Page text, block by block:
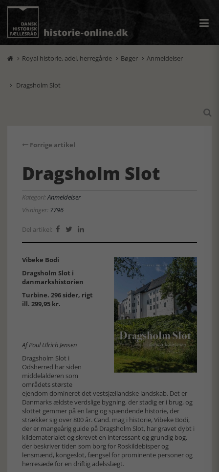
 Royal historie, adel, herregårde  Bøger  Anmeldelser
 Dragsholm Slot

Forrige artikel
Dragsholm Slot
Kategori:Anmeldelser
Visninger: 7796
Del artikel:   
Vibeke Bodi
Dragsholm Slot i
danmarkshistorien
Turbine. 296 sider, rigt
ill. 299,95 kr.
Af Poul Ulrich Jensen
Dragsholm Slot i
Odsherred har siden
middelalderen som
områdets største
ejendom domineret det vestsjællandske landskab. Det er
Danmarks ældste verdslige bygning, der stadig er i brug, og
slottet gemmer på en lang og spændende historie, der
strækker sig over 800 år. Cand. mag i historie, Vibeke Bodi,
der er mangeårig guide på Dragsholm Slot, har gravet dybt i
kildematerialet og skrevet en interessant og grundig bog,
der beskriver tiden som borg for Roskildebisper og
lensmænd, kongeslot, fængsel for prominente personer og
herresæde for en driftig adelsslægt.